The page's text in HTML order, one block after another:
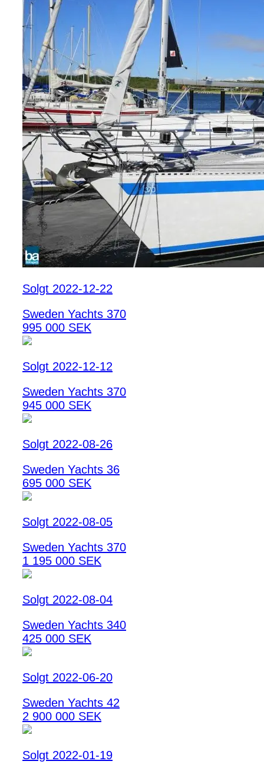
Solgt 2022-12-22
Sweden Yachts 370
995 000 SEK
Solgt 2022-12-12
Sweden Yachts 370
945 000 SEK
Solgt 2022-08-26
Sweden Yachts 36
695 000 SEK
Solgt 2022-08-05
Sweden Yachts 370
1 195 000 SEK
Solgt 2022-08-04
Sweden Yachts 340
425 000 SEK
Solgt 2022-06-20
Sweden Yachts 42
2 900 000 SEK
Solgt 2022-01-19